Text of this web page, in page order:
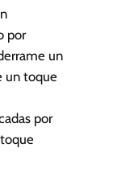
por
un
un toque
por